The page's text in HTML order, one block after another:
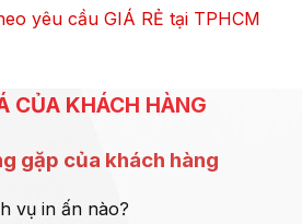
yêu cầu GIÁ RẺ tại TPHCM
CỦA KHÁCH HÀNG
gặp của khách hàng
vụ in ấn nào?